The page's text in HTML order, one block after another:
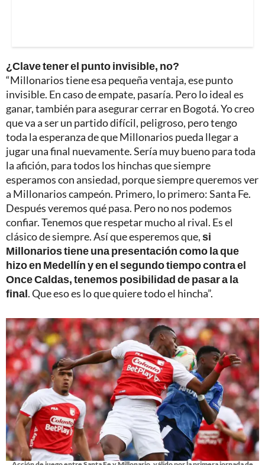
¿Clave tener el punto invisible, no?
“Millonarios tiene esa pequeña ventaja, ese punto
invisible. En caso de empate, pasaría. Pero lo ideal es
ganar, también para asegurar cerrar en Bogotá. Yo creo
que va a ser un partido difícil, peligroso, pero tengo
toda la esperanza de que Millonarios pueda llegar a
jugar una final nuevamente. Sería muy bueno para toda
la afición, para todos los hinchas que siempre
esperamos con ansiedad, porque siempre queremos ver
a Millonarios campeón. Primero, lo primero: Santa Fe.
Después veremos qué pasa. Pero no nos podemos
confiar. Tenemos que respetar mucho al rival. Es el
clásico de siempre. Así que esperemos que,si
Millonarios tiene una presentación como la que
hizo en Medellín y en el segundo tiempo contra el
Once Caldas, tenemos posibilidad de pasar a la
final. Que eso es lo que quiere todo el hincha”.